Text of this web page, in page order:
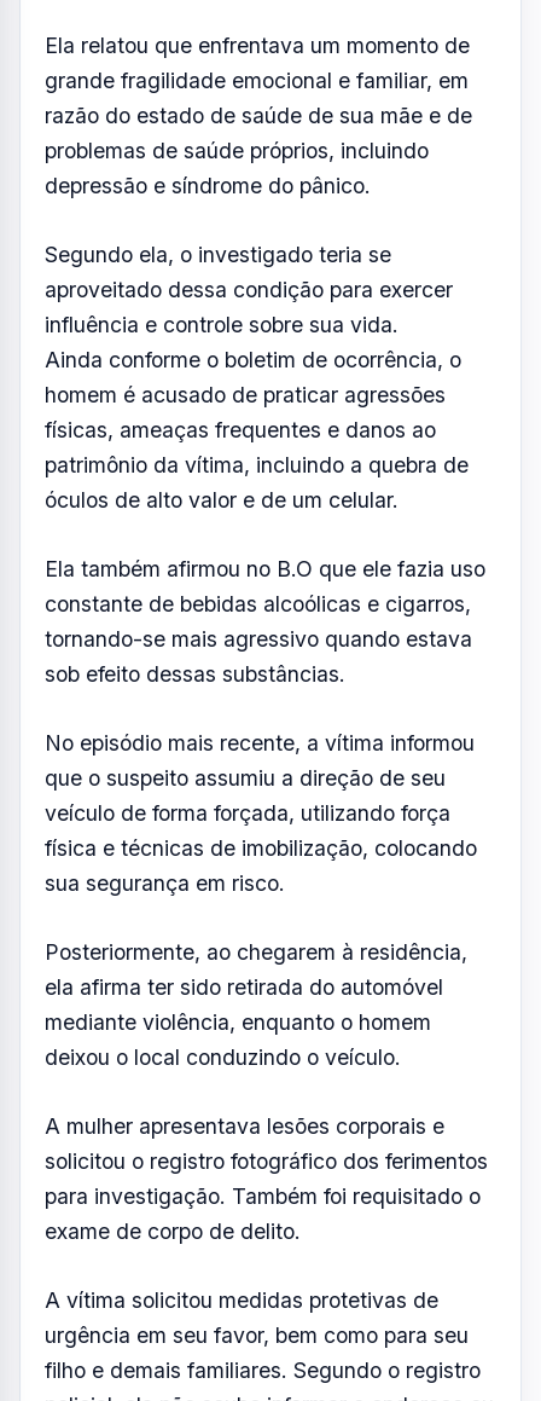
de ocorrência (B.O), o relacionamento teve
início há cerca de três meses. Nesse período,
o homem teria conquistado sua confiança ao
se apresentar como advogado, embora fosse
apenas estudante de Direito.
A mulher afirma que com o tempo ele passou
a exercer controle sobre sua rotina, adotando
comportamento possessivo, intimidatório e
violento.
Ela relatou que enfrentava um momento de
grande fragilidade emocional e familiar, em
razão do estado de saúde de sua mãe e de
depressão e síndrome do pânico.
Segundo ela, o investigado teria se
aproveitado dessa condição para exercer
Ainda conforme o boletim de ocorrência, o
homem é acusado de praticar agressões
físicas, ameaças frequentes e danos ao
patrimônio da vítima, incluindo a quebra de
óculos de alto valor e de um celular.
Ela também afirmou no B.O que ele fazia uso
constante de bebidas alcoólicas e cigarros,
tornando-se mais agressivo quando estava
sob efeito dessas substâncias.
No episódio mais recente, a vítima informou
que o suspeito assumiu a direção de seu
veículo de forma forçada, utilizando força
física e técnicas de imobilização, colocando
Posteriormente, ao chegarem à residência,
ela afirma ter sido retirada do automóvel